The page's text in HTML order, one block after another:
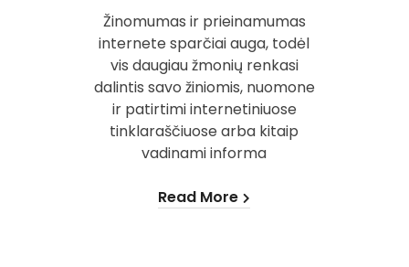
Žinomumas ir prieinamumas
internete sparčiai auga, todėl
vis daugiau žmonių renkasi
dalintis savo žiniomis, nuomone
ir patirtimi internetiniuose
tinklaraščiuose arba kitaip
vadinami informa
Read More